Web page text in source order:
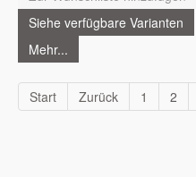
Siehe verfügbare Varianten
Mehr...
Start Zurück 1 2